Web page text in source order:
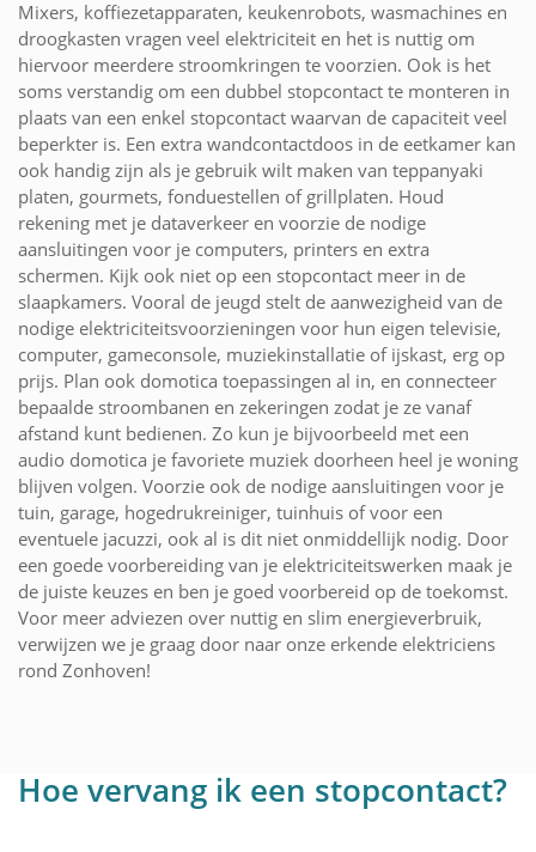
Mixers, koffiezetapparaten, keukenrobots, wasmachines en
droogkasten vragen veel elektriciteit en het is nuttig om
hiervoor meerdere stroomkringen te voorzien. Ook is het
soms verstandig om een dubbel stopcontact te monteren in
plaats van een enkel stopcontact waarvan de capaciteit veel
beperkter is. Een extra wandcontactdoos in de eetkamer kan
ook handig zijn als je gebruik wilt maken van teppanyaki
platen, gourmets, fonduestellen of grillplaten. Houd
rekening met je dataverkeer en voorzie de nodige
aansluitingen voor je computers, printers en extra
schermen. Kijk ook niet op een stopcontact meer in de
slaapkamers. Vooral de jeugd stelt de aanwezigheid van de
nodige elektriciteitsvoorzieningen voor hun eigen televisie,
computer, gameconsole, muziekinstallatie of ijskast, erg op
prijs. Plan ook domotica toepassingen al in, en connecteer
bepaalde stroombanen en zekeringen zodat je ze vanaf
afstand kunt bedienen. Zo kun je bijvoorbeeld met een
audio domotica je favoriete muziek doorheen heel je woning
blijven volgen. Voorzie ook de nodige aansluitingen voor je
tuin, garage, hogedrukreiniger, tuinhuis of voor een
eventuele jacuzzi, ook al is dit niet onmiddellijk nodig. Door
een goede voorbereiding van je elektriciteitswerken maak je
de juiste keuzes en ben je goed voorbereid op de toekomst.
Voor meer adviezen over nuttig en slim energieverbruik,
verwijzen we je graag door naar onze erkende elektriciens
rond Zonhoven!
Hoe vervang ik een stopcontact?